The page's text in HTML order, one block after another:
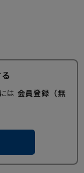
は 会員登録（無